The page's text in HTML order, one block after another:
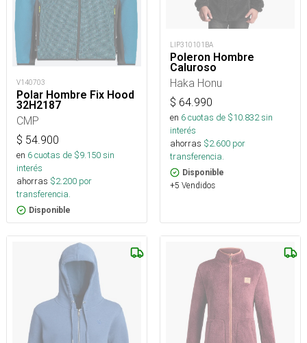
V140703
Polar Hombre Fix Hood
32H2187
CMP
$ 54.900
en 6cuotas de $9.150sin
interés
ahorras $2.200 por
transferencia.
Disponible
LIP310101BA
Poleron Hombre
Caluroso
Haka Honu
$ 64.990
en 6cuotas de $10.832sin
interés
ahorras $2.600 por
transferencia.
Disponible
+5 Vendidos